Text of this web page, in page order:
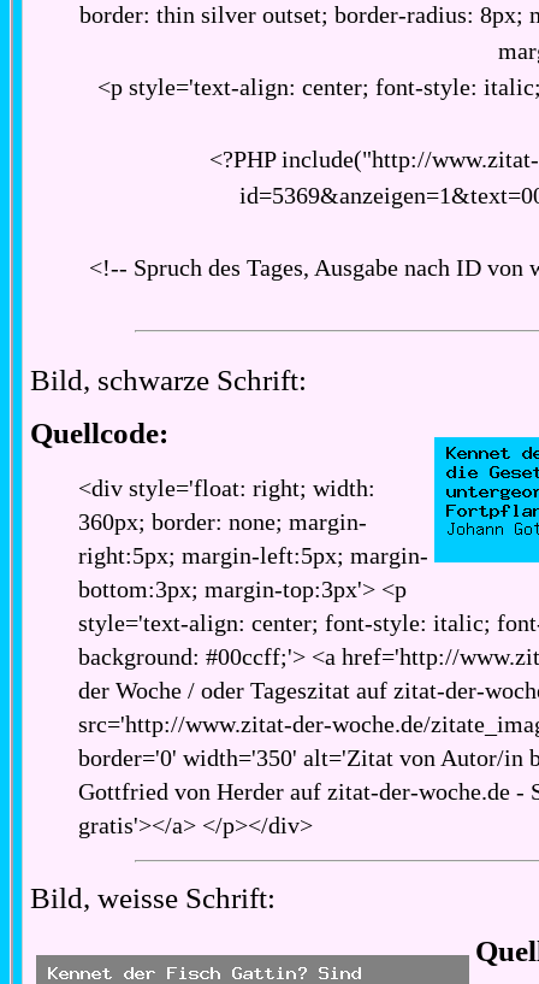
border: thin silver outset; border-radius:
<p style='text-align: center; font-style:
<?PHP include("http://
<!-- Spruch des Tages, Ausgabe nach ID
Bild, schwarze Schrift:
Quellcode:
<div style='float: right; width:
360px; border: none; margin-
right:5px; margin-left:5px; margin-
bottom:3px; margin-top:3px'> <p
style='text-align: center; font-style: italic;
background: #00ccff;'> <a href='http://
der Woche / oder Tageszitat auf zitat-der-
src='http://www.zitat-der-woche.de/
border='0' width='350' alt='Zitat von Autor/in
Gottfried von Herder auf zitat-der-woche.de -
gratis'></a> </p></div>
Bild, weisse Schrift: